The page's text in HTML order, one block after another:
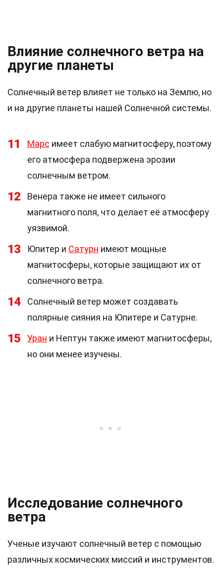
Влияние солнечного ветра на
другие планеты
Солнечный ветер влияет не только на Землю, но
и на другие планеты нашей Солнечной системы.
11 Марс имеет слабую магнитосферу, поэтому
его атмосфера подвержена эрозии
солнечным ветром.
12
Венера также не имеет сильного
магнитного поля, что делает её атмосферу
уязвимой.
13 Юпитер и Сатурн имеют мощные
магнитосферы, которые защищают их от
солнечного ветра.
14
Солнечный ветер может создавать
полярные сияния на Юпитере и Сатурне.
15 Уран и Нептун также имеют магнитосферы,
но они менее изучены.
Исследование солнечного
ветра
Ученые изучают солнечный ветер с помощью
различных космических миссий и инструментов.